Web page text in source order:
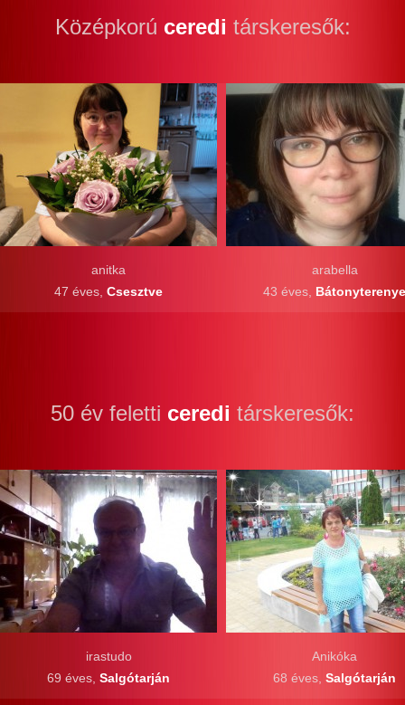
Középkorú ceredi társkeresők:
anitka
47 éves, Csesztve
arabella
43 éves, Bátonyterenye
50 év feletti ceredi társkeresők:
Anikóka
68 éves, Salgótarján
irastudo
69 éves, Salgótarján